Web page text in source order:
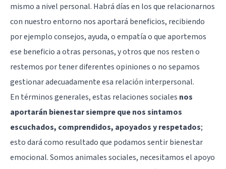
mismo a nivel personal. Habrá días en los que relacionarnos
con nuestro entorno nos aportará beneficios, recibiendo
por ejemplo consejos, ayuda, o empatía o que aportemos
ese beneficio a otras personas, y otros que nos resten o
restemos por tener diferentes opiniones o no sepamos
gestionar adecuadamente esa relación interpersonal.
En términos generales, estas relaciones sociales nos
aportarán bienestar siempre que nos sintamos
escuchados, comprendidos, apoyados y respetados;
esto dará como resultado que podamos sentir bienestar
emocional. Somos animales sociales, necesitamos el apoyo